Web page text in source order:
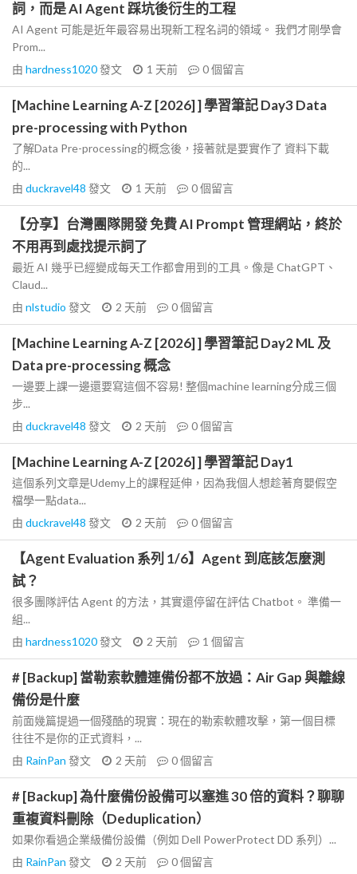
詞，而是 AI Agent 踩坑後衍生的工程
AI Agent 可能是近年最容易出現新工程名詞的領域。 我們才剛學會
Prom...
由 hardness1020發文 1 天前 0個留言
[Machine Learning A-Z [2026] ] 學習筆記 Day3 Data
pre-processing with Python
了解Data Pre-processing的概念後，接著就是要實作了 資料下載
的...
由 duckravel48 發文 1 天前 0個留言
【分享】台灣團隊開發 免費 AI Prompt 管理網站，終於
不用再到處找提示詞了
最近 AI 幾乎已經變成每天工作都會用到的工具。像是 ChatGPT、
Claud...
由 nlstudio 發文 2 天前 0個留言
[Machine Learning A-Z [2026] ] 學習筆記 Day2 ML 及
Data pre-processing 概念
一邊要上課一邊還要寫這個不容易! 整個machine learning分成三個
步...
由 duckravel48 發文 2 天前 0個留言
[Machine Learning A-Z [2026] ] 學習筆記 Day1
這個系列文章是Udemy上的課程延伸，因為我個人想趁著育嬰假空
檔學一點data...
由 duckravel48 發文 2 天前 0個留言
【Agent Evaluation 系列 1/6】Agent 到底該怎麼測
試？
很多團隊評估 Agent 的方法，其實還停留在評估 Chatbot。 準備一
組...
由 hardness1020發文 2 天前 1 個留言
# [Backup] 當勒索軟體連備份都不放過：Air Gap 與離線
備份是什麼
前面幾篇提過一個殘酷的現實：現在的勒索軟體攻擊，第一個目標
往往不是你的正式資料，...
由 RainPan 發文 2 天前 0個留言
# [Backup] 為什麼備份設備可以塞進 30 倍的資料？聊聊
重複資料刪除（Deduplication）
如果你看過企業級備份設備（例如 Dell PowerProtect DD 系列）...
由 RainPan 發文 2 天前 0個留言